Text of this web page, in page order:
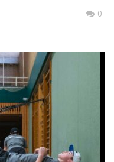
0